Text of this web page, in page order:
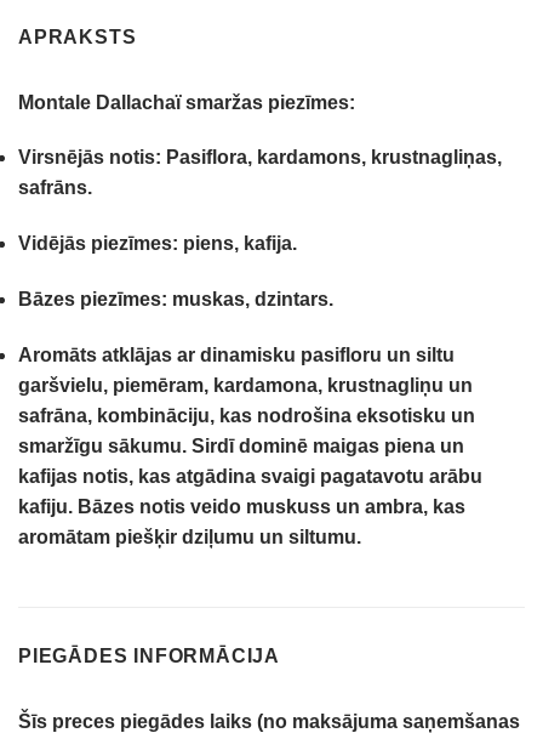
APRAKSTS
Montale Dallachaï smaržas piezīmes:
Virsnējās notis: Pasiflora, kardamons, krustnagliņas,
safrāns.
Vidējās piezīmes: piens, kafija.
Bāzes piezīmes: muskas, dzintars.
Aromāts atklājas ar dinamisku pasifloru un siltu
garšvielu, piemēram, kardamona, krustnagliņu un
safrāna, kombināciju, kas nodrošina eksotisku un
smaržīgu sākumu. Sirdī dominē maigas piena un
kafijas notis, kas atgādina svaigi pagatavotu arābu
kafiju. Bāzes notis veido muskuss un ambra, kas
aromātam piešķir dziļumu un siltumu.
PIEGĀDES INFORMĀCIJA
Šīs preces piegādes laiks (no maksājuma saņemšanas